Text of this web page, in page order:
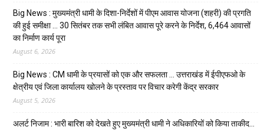
Big News : मुख्यमंत्री धामी के दिशा-निर्देशों में पीएम आवास योजना (शहरी) की प्रगति
की हुई समीक्षा … 30 सितंबर तक सभी लंबित आवास पूरे करने के निर्देश, 6,464 आवासों
का निर्माण कार्य पूरा
August 6, 2026
Big News : CM धामी के प्रयासों को एक और सफलता … उत्तराखंड में ईपीएफओ के
क्षेत्रीय एवं जिला कार्यालय खोलने के प्रस्ताव पर विचार करेगी केंद्र सरकार
August 5, 2026
अलर्ट निजाम : भारी बारिश को देखते हुए मुख्यमंत्री धामी ने अधिकारियों को किया ताकीद…